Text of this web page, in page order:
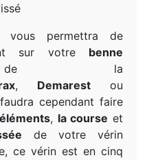
vous permettra de
sur votre benne
la
, Demarest ou
cependant faire
, la course et
de votre vérin
ce vérin est en cinq